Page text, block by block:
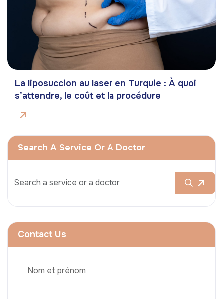
La liposuccion au laser en Turquie : À quoi
s’attendre, le coût et la procédure
Search A Service Or A Doctor
Contact Us